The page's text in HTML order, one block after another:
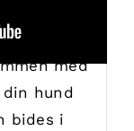
4cm
med
hund
bides i